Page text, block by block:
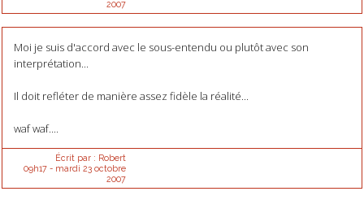
2007
Moi je suis d'accord avec le sous-entendu ou plutôt avec son
interprétation...
Il doit refléter de manière assez fidèle la réalité...
waf waf....
Écrit par : Robert
09h17- mardi 23 octobre
2007